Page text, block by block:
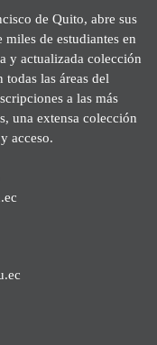
de Quito, abre sus
de estudiantes en
y actualizada colección
las áreas del
a las más
una extensa colección
acceso.